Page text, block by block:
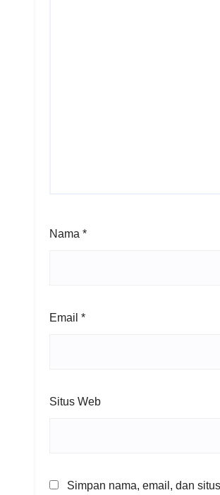
Nama *
Email *
Situs Web
Simpan nama, email, dan